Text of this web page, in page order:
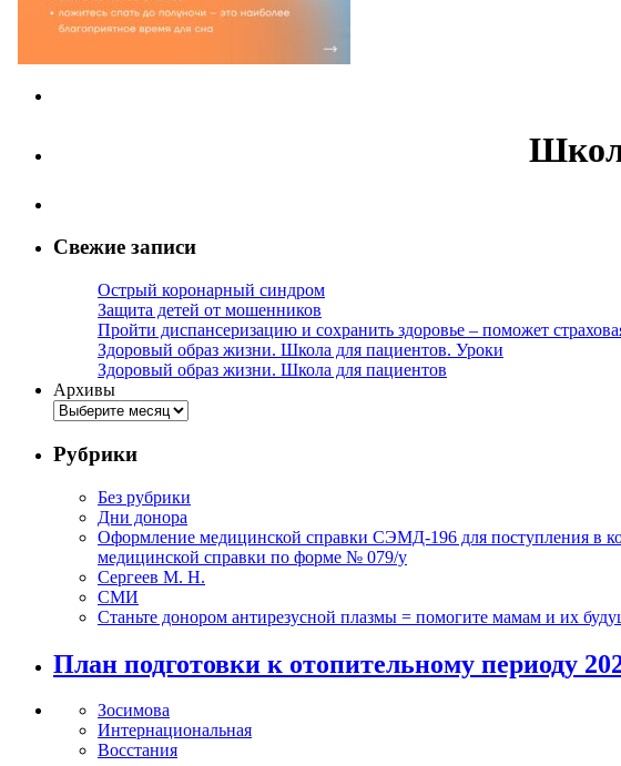
Свежие записи
Острый коронарный синдром
Защита детей от мошенников
Пройти диспансеризацию и сохранить здоровье – поможет
Здоровый образ жизни. Школа для пациентов. Уроки
Здоровый образ жизни. Школа для пациентов
Архивы
Рубрики
Без рубрики
Дни донора
Оформление медицинской справки СЭМД-196 для поступления в
медицинской справки по форме № 079/у
Сергеев М. Н.
СМИ
Станьте донором антирезусной плазмы = помогите мамам и их
План подготовки к отопительному периоду
Зосимова
Интернациональная
Восстания